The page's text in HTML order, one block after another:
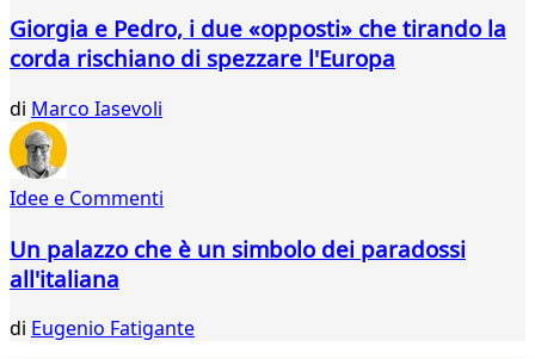
Giorgia e Pedro, i due «opposti» che tirando la
corda rischiano di spezzare l'Europa
di Marco Iasevoli
Idee e Commenti
Un palazzo che è un simbolo dei paradossi
all'italiana
di Eugenio Fatigante